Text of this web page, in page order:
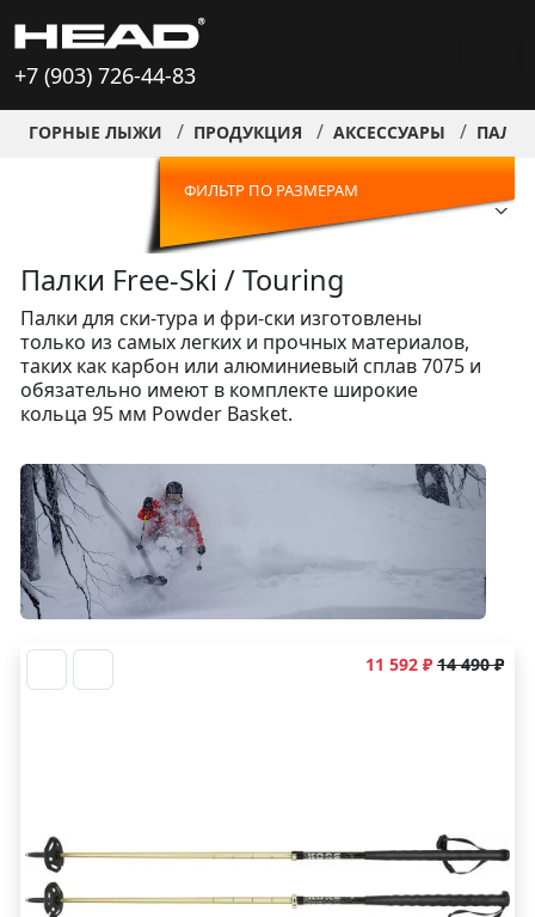
+7 (903) 726-44-83
ГОРНЫЕ ЛЫЖИ ПРОДУКЦИЯ АКСЕССУАРЫ ПАЛКИ
ФИЛЬТР ПО РАЗМЕРАМ
Палки Free-Ski / Touring
Палки для ски-тура и фри-ски изготовлены
только из самых легких и прочных материалов,
таких как карбон или алюминиевый сплав 7075 и
обязательно имеют в комплекте широкие
кольца 95 мм Powder Basket.
11 592 ₽ 14 490 ₽